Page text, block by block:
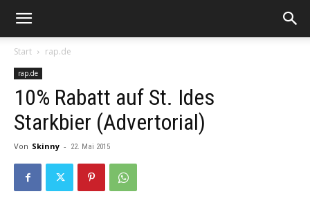
Start rap.de
rap.de
10% Rabatt auf St. Ides
Starkbier (Advertorial)
Von Skinny - 22. Mai 2015